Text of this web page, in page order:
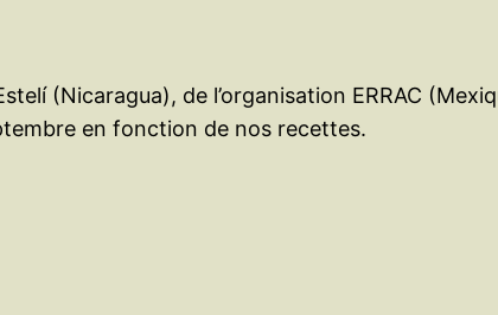
(Nicaragua), de l’organisation ERRAC
en fonction de nos recettes.